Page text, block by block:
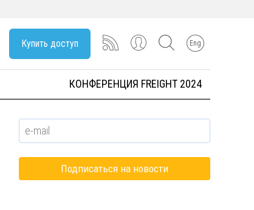
Купить доступ Eng
КОНФЕРЕНЦИЯ FREIGHT 2024